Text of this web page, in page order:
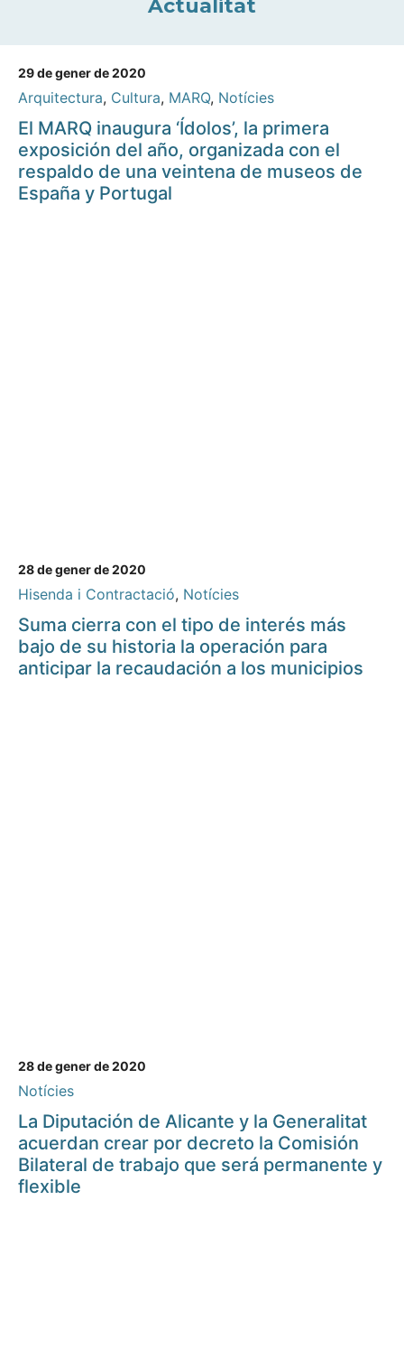
Actualitat
29 de gener de 2020
Arquitectura, Cultura, MARQ, Notícies
El MARQ inaugura ‘Ídolos’, la primera
exposición del año, organizada con el
respaldo de una veintena de museos de
España y Portugal
28 de gener de 2020
Hisenda i Contractació, Notícies
Suma cierra con el tipo de interés más
bajo de su historia la operación para
anticipar la recaudación a los municipios
28 de gener de 2020
Notícies
La Diputación de Alicante y la Generalitat
acuerdan crear por decreto la Comisión
Bilateral de trabajo que será permanente y
flexible